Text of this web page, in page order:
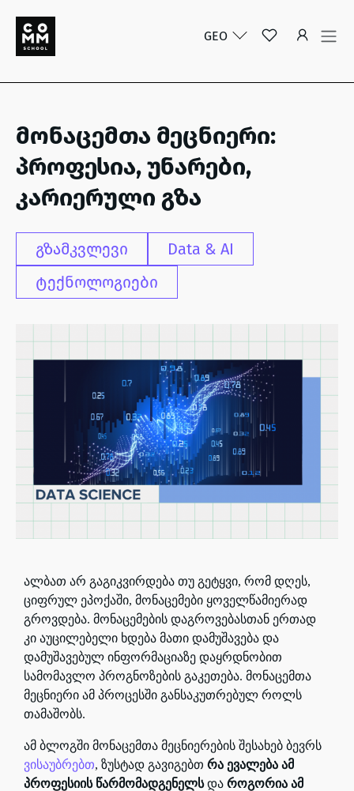
GEO
მონაცემთა მეცნიერი:
პროფესია, უნარები,
კარიერული გზა
გზამკვლევი
Data & AI
ტექნოლოგიები
ალბათ არ გაგიკვირდება თუ გეტყვი, რომ დღეს,
ციფრულ ეპოქაში, მონაცემები ყოველწამიერად
გროვდება. მონაცემების დაგროვებასთან ერთად
კი აუცილებელი ხდება მათი დამუშავება და
დამუშავებულ ინფორმაციაზე დაყრდნობით
სამომავლო პროგნოზების გაკეთება. მონაცემთა
მეცნიერი ამ პროცესში განსაკუთრებულ როლს
თამაშობს.
ამ ბლოგში მონაცემთა მეცნიერების შესახებ ბევრს
ვისაუბრებთ, ზუსტად გავიგებთ რა ევალება ამ
პროფესიის წარმომადგენელსდა როგორია ამ